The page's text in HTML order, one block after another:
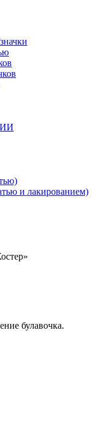
и лакированием)
булавочка.